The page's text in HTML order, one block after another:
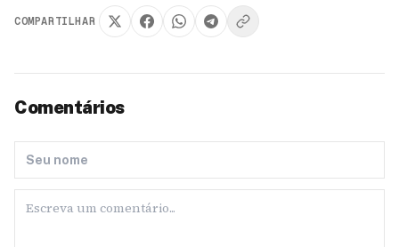
COMPARTILHAR
Comentários